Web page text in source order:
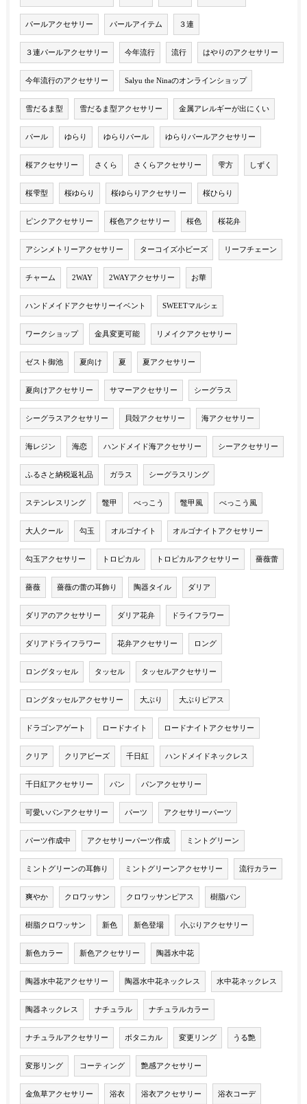
パールアクセサリー パールアイテム ３連
３連パールアクセサリー 今年流行 流行 はやりのアクセサリー
今年流行のアクセサリー Salyu the Ninaのオンラインショップ
雪だるま型 雪だるま型アクセサリー 金属アレルギーが出にくい
パール ゆらり ゆらりパール ゆらりパールアクセサリー
桜アクセサリー さくら さくらアクセサリー 雫方 しずく
桜雫型 桜ゆらり 桜ゆらりアクセサリー 桜ひらり
ピンクアクセサリー 桜色アクセサリー 桜色 桜花弁
アシンメトリーアクセサリー ターコイズ小ビーズ リーフチェーン
チャーム 2WAY 2WAYアクセサリー お華
ハンドメイドアクセサリーイベント SWEETマルシェ
ワークショップ 金具変更可能 リメイクアクセサリー
ゼスト御池 夏向け 夏 夏アクセサリー
夏向けアクセサリー サマーアクセサリー シーグラス
シーグラスアクセサリー 貝殻アクセサリー 海アクセサリー
海レジン 海恋 ハンドメイド海アクセサリー シーアクセサリー
ふるさと納税返礼品 ガラス シーグラスリング
ステンレスリング 鼈甲 べっこう 鼈甲風 べっこう風
大人クール 勾玉 オルゴナイト オルゴナイトアクセサリー
勾玉アクセサリー トロピカル トロピカルアクセサリー 薔薇蕾
薔薇 薔薇の蕾の耳飾り 陶器タイル ダリア
ダリアのアクセサリー ダリア花弁 ドライフラワー
ダリアドライフラワー 花弁アクセサリー ロング
ロングタッセル タッセル タッセルアクセサリー
ロングタッセルアクセサリー 大ぶり 大ぶりピアス
ドラゴンアゲート ロードナイト ロードナイトアクセサリー
クリア クリアビーズ 千日紅 ハンドメイドネックレス
千日紅アクセサリー パン パンアクセサリー
可愛いパンアクセサリー パーツ アクセサリーパーツ
パーツ作成中 アクセサリーパーツ作成 ミントグリーン
ミントグリーンの耳飾り ミントグリーンアクセサリー 流行カラー
爽やか クロワッサン クロワッサンピアス 樹脂パン
樹脂クロワッサン 新色 新色登場 小ぶりアクセサリー
新色カラー 新色アクセサリー 陶器水中花
陶器水中花アクセサリー 陶器水中花ネックレス 水中花ネックレス
陶器ネックレス ナチュラル ナチュラルカラー
ナチュラルアクセサリー ボタニカル 変更リング うる艶
変形リング コーティング 艶感アクセサリー
金魚草アクセサリー 浴衣 浴衣アクセサリー 浴衣コーデ